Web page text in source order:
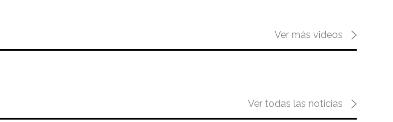
Ver más videos
Ver todas las noticias